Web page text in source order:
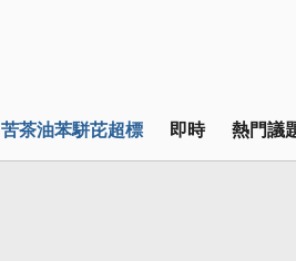
苦茶油苯駢芘超標 即時 熱門議